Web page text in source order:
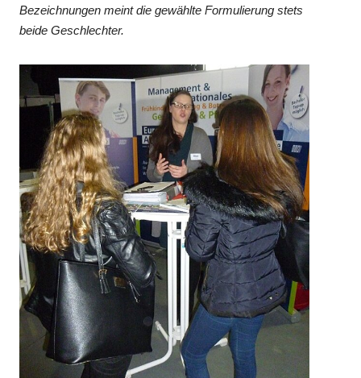
Bezeichnungen meint die gewählte Formulierung stets
beide Geschlechter.